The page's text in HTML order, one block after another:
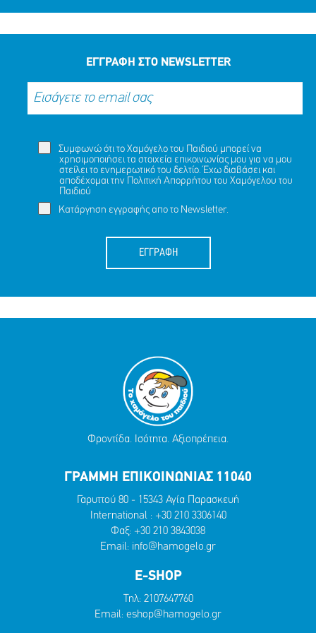
ΕΓΓΡΑΦΗ ΣΤΟ NEWSLETTER
Συμφωνώ ότι το Χαμόγελο του Παιδιού μπορεί να
χρησιμοποιήσει τα στοιχεία επικοινωνίας μου για να μου
στείλει το ενημερωτικό του δελτίο. Έχω διαβάσει και
αποδέχομαι την Πολιτική Απορρήτου του Χαμόγελου του
Παιδιού
Κατάργηση εγγραφής απο το Newsletter.
ΕΓΓΡΑΦΗ
Φροντίδα. Ισότητα. Αξιοπρέπεια.
ΓΡΑΜΜΗ ΕΠΙΚΟΙΝΩΝΙΑΣ 11040
Γαρυττού 80 - 15343 Αγία Παρασκευή
International : +30 210 3306140
Φαξ: +30 210 3843038
Email: info@hamogelo.gr
E-SHOP
Τηλ: 2107647760
Email: eshop@hamogelo.gr